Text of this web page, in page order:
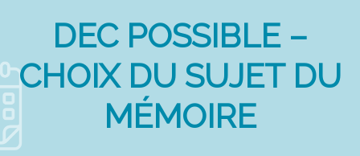
DEC POSSIBLE –
CHOIX DU SUJET DU
MÉMOIRE